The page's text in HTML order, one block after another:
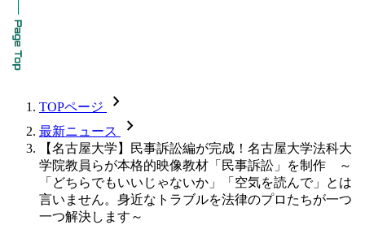
TOPページ chevron_forward
最新ニュース chevron_forward
【名古屋大学】民事訴訟編が完成！名古屋大学法科大
学院教員らが本格的映像教材「民事訴訟」を制作 ～
「どちらでもいいじゃないか」「空気を読んで」とは
言いません。身近なトラブルを法律のプロたちが一つ
一つ解決します～